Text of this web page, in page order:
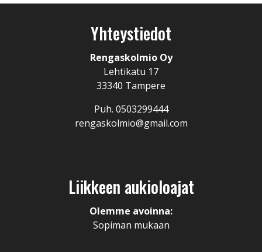
Yhteystiedot
Rengaskolmio Oy
Lehtikatu 17
33340 Tampere
Puh. 0503299444
rengaskolmio@gmail.com
Liikkeen aukioloajat
Olemme avoinna:
Sopiman mukaan